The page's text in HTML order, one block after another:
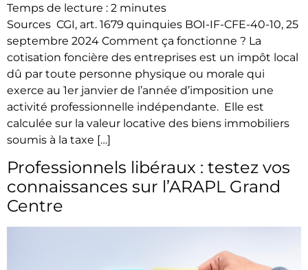
Temps de lecture : 2 minutes
Sources CGI, art. 1679 quinquies BOI-IF-CFE-40-10, 25
septembre 2024 Comment ça fonctionne ? La
cotisation foncière des entreprises est un impôt local
dû par toute personne physique ou morale qui
exerce au 1er janvier de l’année d’imposition une
activité professionnelle indépendante. Elle est
calculée sur la valeur locative des biens immobiliers
soumis à la taxe […]
Professionnels libéraux : testez vos
connaissances sur l’ARAPL Grand
Centre